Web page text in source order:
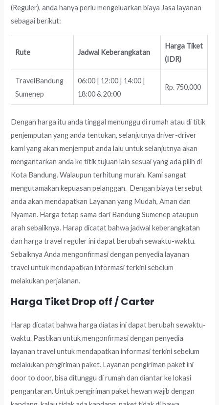
(Reguler), anda hanya perlu mengeluarkan biaya Jasa layanan
sebagai berikut:
Rute Jadwal Keberangkatan
Harga Tiket
(IDR)
TravelBandung
Sumenep
06:00 | 12:00 | 14:00 |
18:00 & 20:00
Rp. 750,000
Dengan harga itu anda tinggal menunggu di rumah atau di titik
penjemputan yang anda tentukan, selanjutnya driver-driver
kami yang akan menjemput anda lalu untuk selanjutnya akan
mengantarkan anda ke titik tujuan lain sesuai yang ada pilih di
Kota Bandung. Walaupun terhitung murah. Kami sangat
mengutamakan kepuasan pelanggan. Dengan biaya tersebut
anda akan mendapatkan Layanan yang Mudah, Aman dan
Nyaman. Harga tetap sama dari Bandung Sumenep ataupun
arah sebaliknya. Harap dicatat bahwa jadwal keberangkatan
dan harga travel reguler ini dapat berubah sewaktu-waktu.
Sebaiknya Anda mengonfirmasi dengan penyedia layanan
travel untuk mendapatkan informasi terkini sebelum
melakukan perjalanan.
Harga Tiket Drop off / Carter
Harap dicatat bahwa harga diatas ini dapat berubah sewaktu-
waktu. Pastikan untuk mengonfirmasi dengan penyedia
layanan travel untuk mendapatkan informasi terkini sebelum
melakukan pengiriman paket. Layanan pengiriman paket ini
door to door, bisa ditunggu di rumah dan diantar ke lokasi
pengantaran. Untuk pengiriman paket hewan wajib dengan